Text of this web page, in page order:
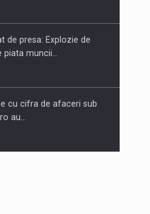
de presa: Explozie de
piata muncii…
cu cifra de afaceri sub
au…